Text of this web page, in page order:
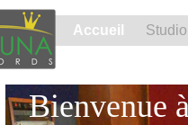
Accueil Studio
Bienvenue